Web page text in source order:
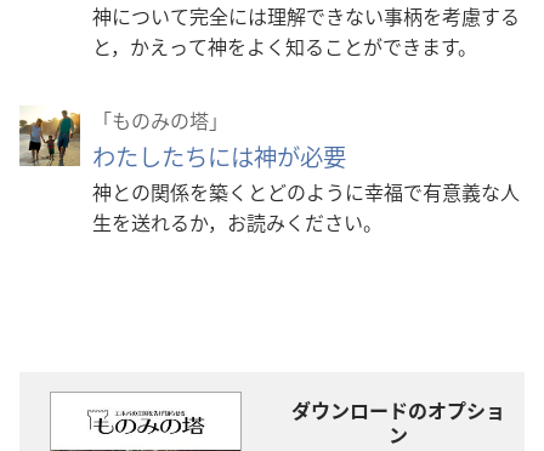
神について完全には理解できない事柄を考慮する
と，かえって神をよく知ることができます。
「ものみの塔」
わたしたちには神が必要
神との関係を築くとどのように幸福で有意義な人
生を送れるか，お読みください。
ダウンロードのオプショ
ン